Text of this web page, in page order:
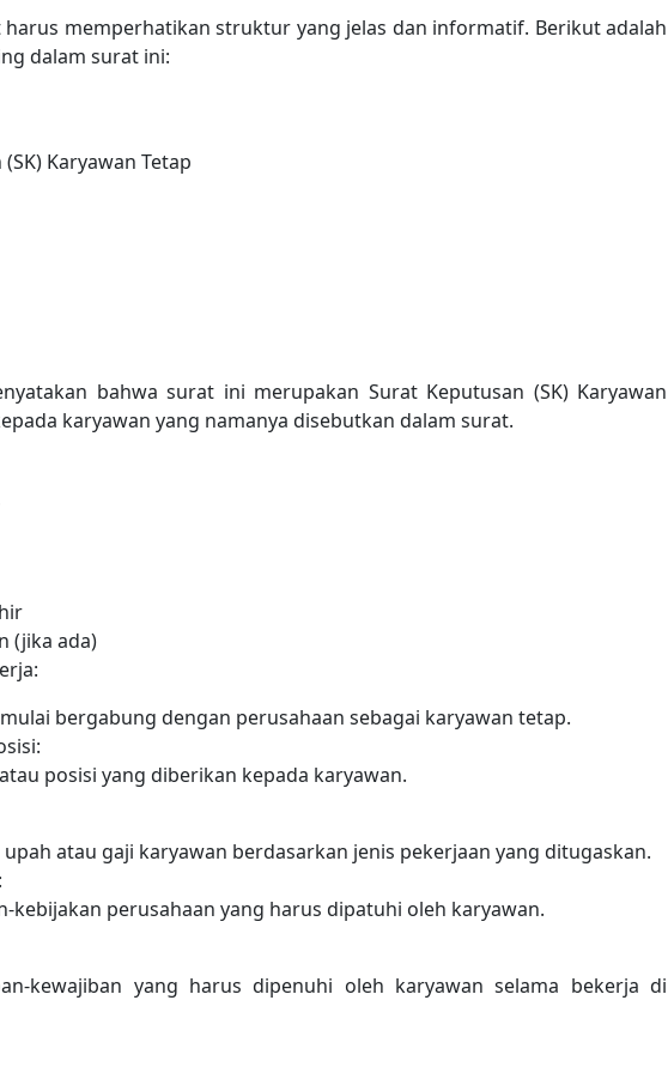
memperhatikan struktur yang jelas dan informatif. Berikut adalah
dalam surat ini:
Karyawan Tetap
bahwa surat ini merupakan Surat Keputusan (SK) Karyawan
karyawan yang namanya disebutkan dalam surat.
(jika ada)
bergabung dengan perusahaan sebagai karyawan tetap.
posisi yang diberikan kepada karyawan.
atau gaji karyawan berdasarkan jenis pekerjaan yang ditugaskan.
kebijakan perusahaan yang harus dipatuhi oleh karyawan.
kewajiban yang harus dipenuhi oleh karyawan selama bekerja di